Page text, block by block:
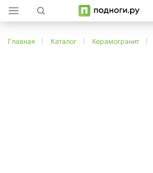
Главная Каталог Керамогранит